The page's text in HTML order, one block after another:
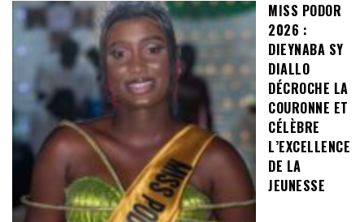
MISS PODOR
2026 :
DIEYNABA SY
DIALLO
DÉCROCHE LA
COURONNE ET
CÉLÈBRE
L’EXCELLENCE
DE LA
JEUNESSE